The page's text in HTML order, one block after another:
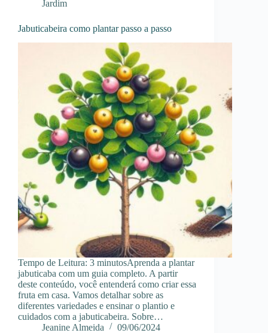
Jardim
Jabuticabeira como plantar passo a passo
Tempo de Leitura: 3 minutosAprenda a plantar
jabuticaba com um guia completo. A partir
deste conteúdo, você entenderá como criar essa
fruta em casa. Vamos detalhar sobre as
diferentes variedades e ensinar o plantio e
cuidados com a jabuticabeira. Sobre…
Jeanine Almeida
09/06/2024